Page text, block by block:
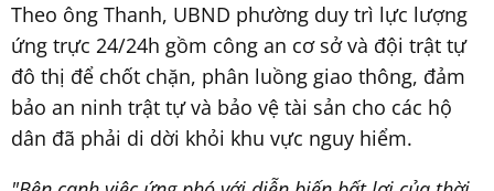
Theo ông Thanh, UBND phường duy trì lực lượng
ứng trực 24/24h gồm công an cơ sở và đội trật tự
đô thị để chốt chặn, phân luồng giao thông, đảm
bảo an ninh trật tự và bảo vệ tài sản cho các hộ
dân đã phải di dời khỏi khu vực nguy hiểm.